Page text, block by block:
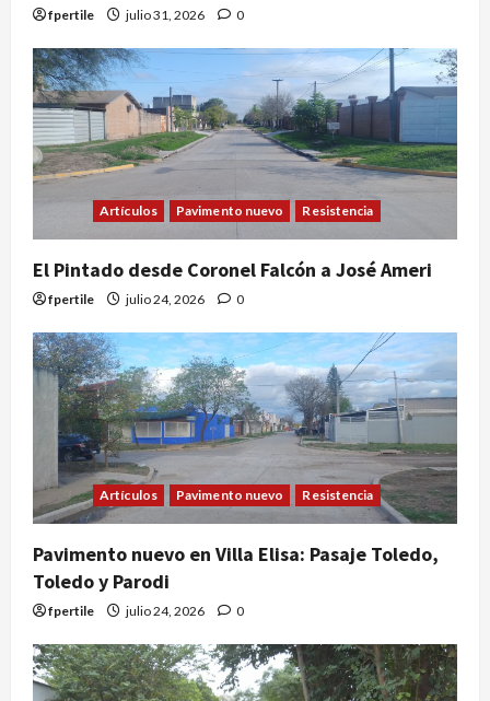
fpertile julio 31, 2026 0
Artículos Pavimento nuevo Resistencia
El Pintado desde Coronel Falcón a José Ameri
fpertile julio 24, 2026 0
Artículos Pavimento nuevo Resistencia
Pavimento nuevo en Villa Elisa: Pasaje Toledo,
Toledo y Parodi
fpertile julio 24, 2026 0